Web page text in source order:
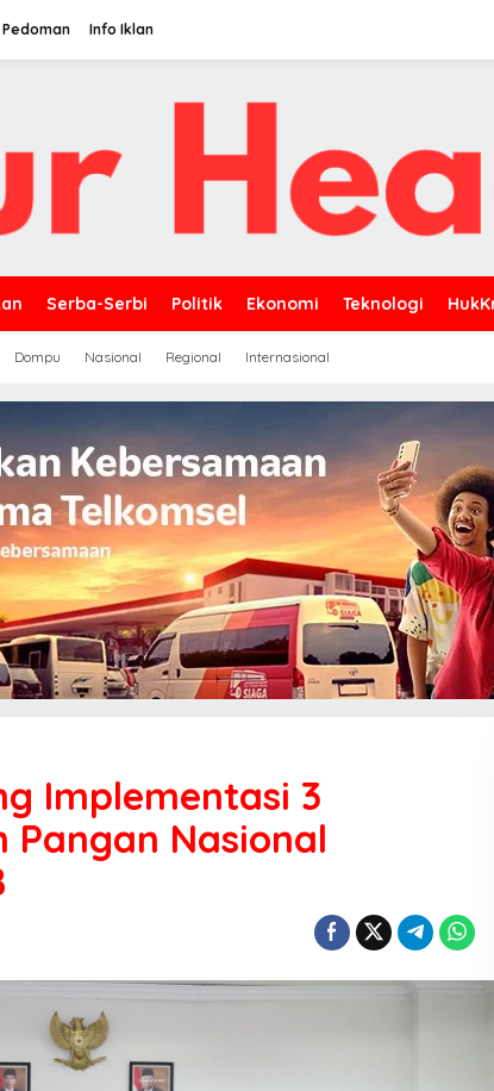
Pedoman Info Iklan
Serba-Serbi Politik Ekonomi Teknologi
Dompu Nasional Regional Internasional
Implementasi 3
Pangan Nasional